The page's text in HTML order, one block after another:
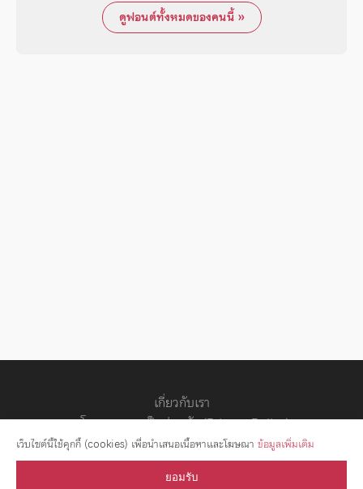
ดูฟอนต์ทั้งหมดของคนนี้ »
เกี่ยวกับเรา
นโยบายความเป็นส่วนตัว (Privacy Policy)
สัญญาอนุญาต
เว็บไซต์นี้ใช้คุกกี้ (cookies) เพื่อนำเสนอเนื้อหาและโฆษณา ข้อมูลเพิ่มเติม
ยอมรับ